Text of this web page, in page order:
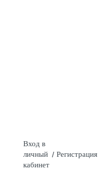
Вход в
личный
кабинет
/ Регистрация